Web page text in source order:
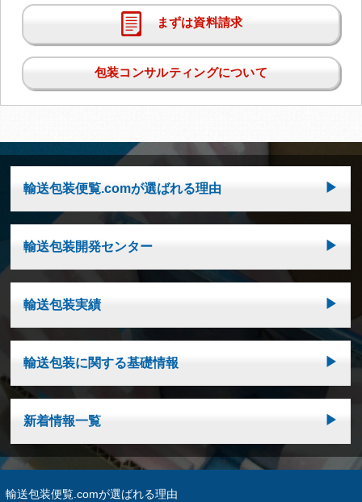
まずは資料請求
包装コンサルティングについて
輸送包装便覧.comが選ばれる理由
輸送包装開発センター
輸送包装実績
輸送包装に関する基礎情報
新着情報一覧
輸送包装便覧.comが選ばれる理由